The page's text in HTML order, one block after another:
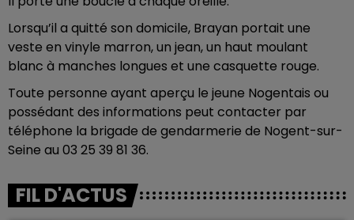
Lorsqu’il a quitté son domicile, Brayan portait une
veste en vinyle marron, un jean, un haut moulant
blanc à manches longues et une casquette rouge.
Toute personne ayant aperçu le jeune Nogentais ou
possédant des informations peut contacter par
téléphone la brigade de gendarmerie de Nogent-sur-
Seine au 03 25 39 81 36.
FIL D'ACTUS